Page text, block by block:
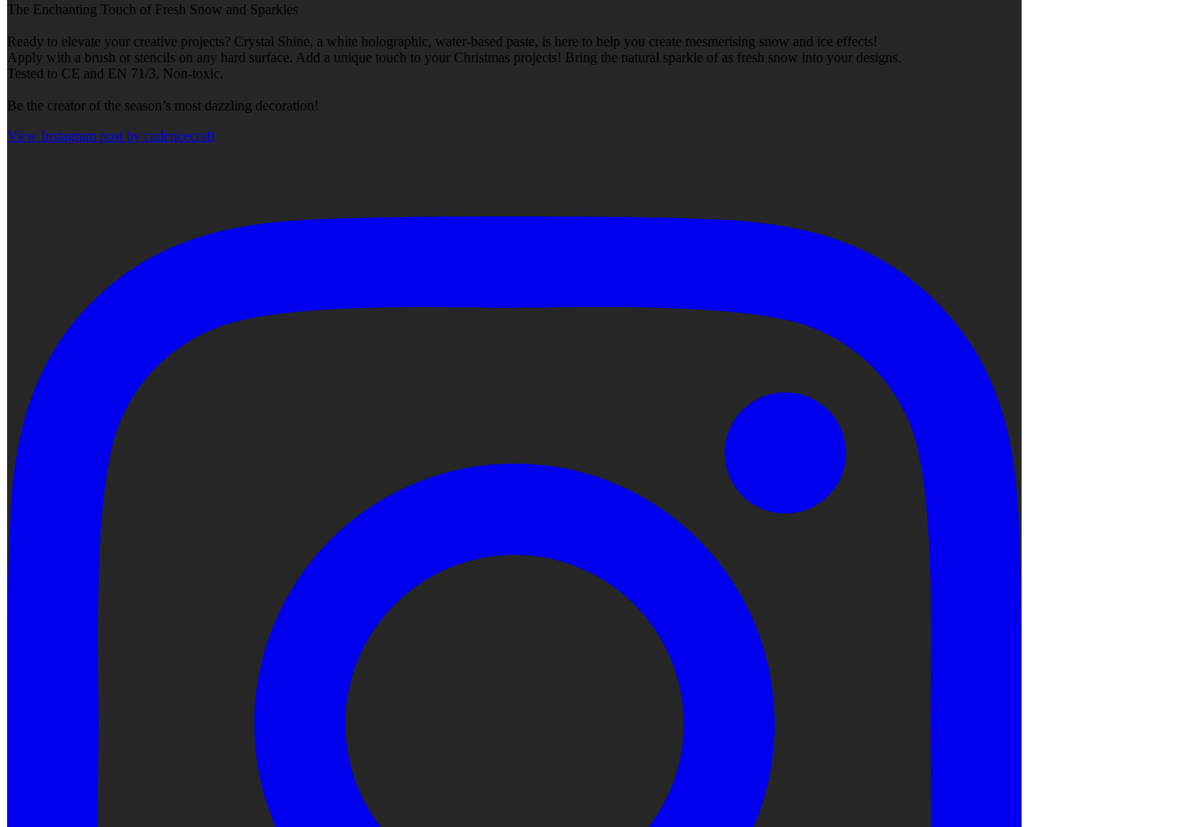
The Enchanting Touch of Fresh Snow and Sparkles
Ready to elevate your creative projects? Crystal Shine, a white holographic, water-based paste, is here to help you create mesmerising snow and ice effects!
Apply with a brush or stencils on any hard surface. Add a unique touch to your Christmas projects! Bring the natural sparkle of as fresh snow into your designs.
Tested to CE and EN 71/3, Non-toxic.
Be the creator of the season’s most dazzling decoration!
View Instagram post by cadencecraft